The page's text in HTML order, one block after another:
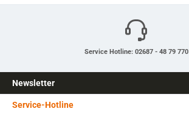
Service Hotline: 02687 - 48 79 770
Newsletter
Service-Hotline